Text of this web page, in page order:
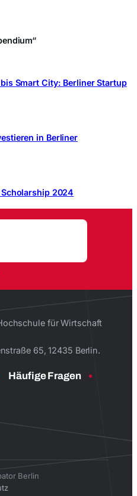
Smart City: Berliner Startup
in Berliner
2024
für Wirtschaft
65, 12435 Berlin.
Häufige Fragen
Berlin